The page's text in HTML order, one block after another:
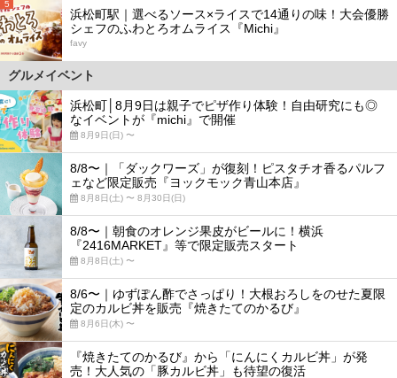
5
浜松町駅｜選べるソース×ライスで14通りの味！大会優勝
シェフのふわとろオムライス『Michi』
favy
グルメイベント
浜松町│8月9日は親子でピザ作り体験！自由研究にも◎
なイベントが『michi』で開催
8月9日(日) 〜
8/8〜｜「ダックワーズ」が復刻！ピスタチオ香るパルフ
ェなど限定販売『ヨックモック青山本店』
8月8日(土) 〜 8月30日(日)
8/8〜｜朝食のオレンジ果皮がビールに！横浜
『2416MARKET』等で限定販売スタート
8月8日(土) 〜
8/6〜｜ゆずぽん酢でさっぱり！大根おろしをのせた夏限
定のカルビ丼を販売『焼きたてのかるび』
8月6日(木) 〜
『焼きたてのかるび』から「にんにくカルビ丼」が発
売！大人気の「豚カルビ丼」も待望の復活